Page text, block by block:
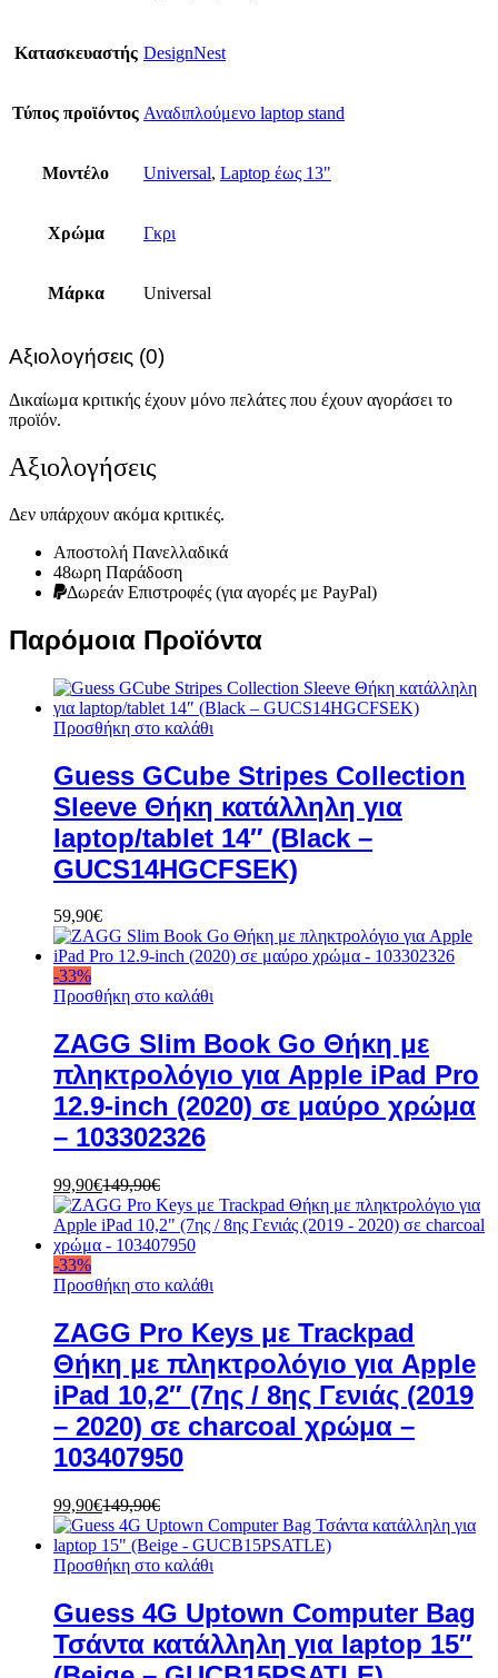
Κατασκευαστής DesignNest
Τύπος προϊόντος Αναδιπλούμενο laptop stand
Μοντέλο Universal, Laptop έως 13"
Χρώμα Γκρι
Μάρκα Universal
Αξιολογήσεις (0)
Δικαίωμα κριτικής έχουν μόνο πελάτες που έχουν αγοράσει το
προϊόν.
Αξιολογήσεις
Δεν υπάρχουν ακόμα κριτικές.
Αποστολή Πανελλαδικά
48ωρη Παράδοση
Δωρεάν Eπιστροφές (για αγορές με PayPal)
Παρόμοια Προϊόντα
Προσθήκη στο καλάθι
Guess GCube Stripes Collection
Sleeve Θήκη κατάλληλη για
laptop/tablet 14″ (Black –
GUCS14HGCFSEK)
59,90€
-33%
Προσθήκη στο καλάθι
ZAGG Slim Book Go Θήκη με
πληκτρολόγιο για Apple iPad Pro
12.9-inch (2020) σε μαύρο χρώμα
– 103302326
99,90€149,90€
-33%
Προσθήκη στο καλάθι
ZAGG Pro Keys με Trackpad
Θήκη με πληκτρολόγιο για Apple
iPad 10,2″ (7ης / 8ης Γενιάς (2019
– 2020) σε charcoal χρώμα –
103407950
99,90€149,90€
Προσθήκη στο καλάθι
Guess 4G Uptown Computer Bag
Τσάντα κατάλληλη για laptop 15″